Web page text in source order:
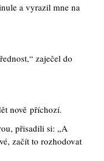
a vyrazil mne na
zaječel do
nově příchozí.
přisadili si: „A
začít to rozhodovat